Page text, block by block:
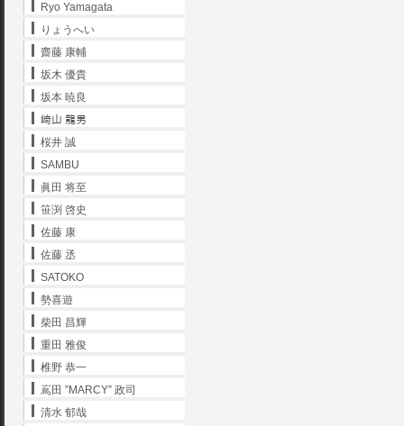
Ryo Yamagata
りょうへい
齋藤 康輔
坂木 優貴
坂本 暁良
﨑山 龍男
桜井 誠
SAMBU
眞田 将至
笹渕 啓史
佐藤 康
佐藤 丞
SATOKO
勢喜遊
柴田 昌輝
重田 雅俊
椎野 恭一
嶌田 ”MARCY” 政司
清水 郁哉